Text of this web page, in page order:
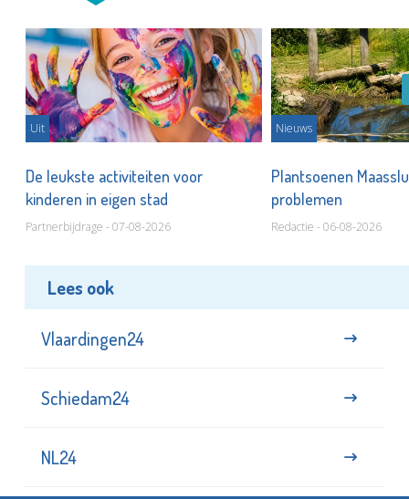
Uit
De leukste activiteiten voor
kinderen in eigen stad
Partnerbijdrage - 07-08-2026
Nieuws
Plantsoenen
problemen
Redactie - 06-08-2026
Lees ook
Vlaardingen24
Schiedam24
NL24